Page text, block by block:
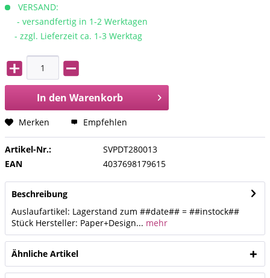
VERSAND:
- versandfertig in 1-2 Werktagen
- zzgl. Lieferzeit ca. 1-3 Werktag
In den Warenkorb
Merken Empfehlen
Artikel-Nr.:
SVPDT280013
EAN
4037698179615
Beschreibung
Auslaufartikel: Lagerstand zum ##date## = ##instock##
Stück Hersteller: Paper+Design... mehr
Ähnliche Artikel